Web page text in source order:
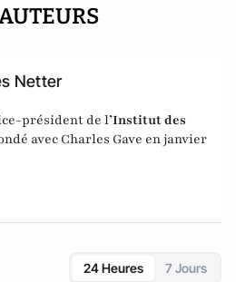
Netter
président de l’Institut des
avec Charles Gave en janvier
24 Heures 7 Jours